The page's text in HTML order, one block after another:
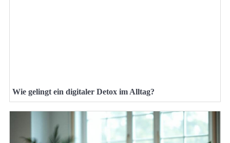
Wie gelingt ein digitaler Detox im Alltag?